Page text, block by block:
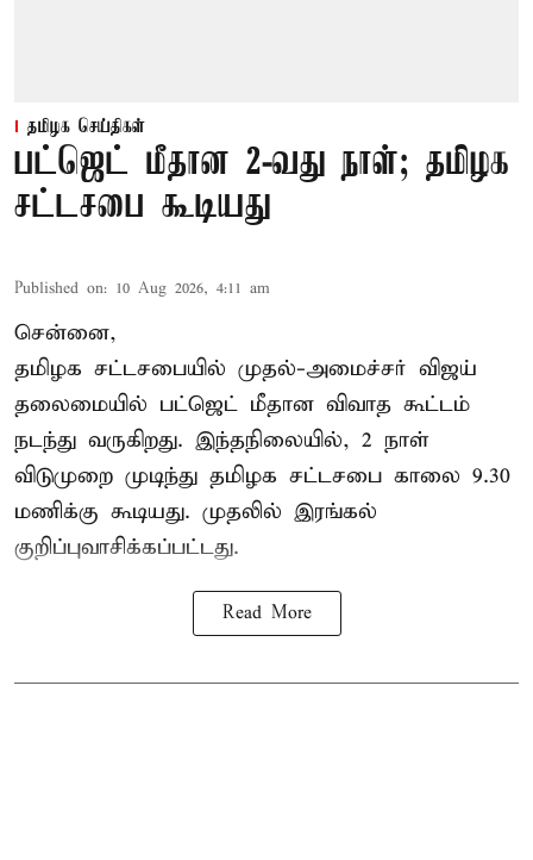
தமிழக செய்திகள்
பட்ஜெட் மீதான 2-வது நாள்; தமிழக
சட்டசபை கூடியது
Published on: 10 Aug 2026, 4:11 am
சென்னை,
தமிழக சட்டசபையில் முதல்-அமைச்சர் விஜய்
தலைமையில் பட்ஜெட் மீதான விவாத கூட்டம்
நடந்து வருகிறது. இந்தநிலையில், 2 நாள்
விடுமுறை முடிந்து தமிழக சட்டசபை காலை 9.30
மணிக்கு கூடியது. முதலில் இரங்கல்
குறிப்புவாசிக்கப்பட்டது.
Read More